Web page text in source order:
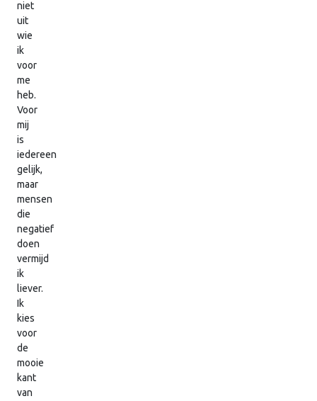
niet
uit
wie
ik
voor
me
heb.
Voor
mij
is
iedereen
gelijk,
maar
mensen
die
negatief
doen
vermijd
ik
liever.
Ik
kies
voor
de
mooie
kant
van